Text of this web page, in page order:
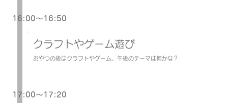
16:00～16:50
クラフトやゲーム遊び
おやつの後はクラフトやゲーム。午後のテーマは何かな？
17:00～17:20